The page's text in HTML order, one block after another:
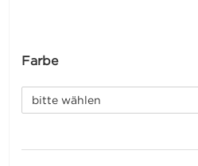
Farbe
bitte wählen